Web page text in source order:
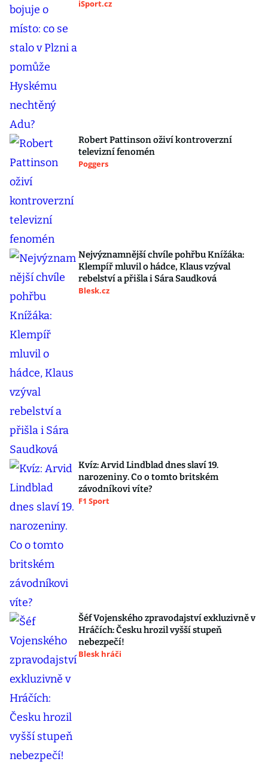
iSport.cz
Robert Pattinson oživí kontroverzní
televizní fenomén
Poggers
Nejvýznamnější chvíle pohřbu Knížáka:
Klempíř mluvil o hádce, Klaus vzýval
rebelství a přišla i Sára Saudková
Blesk.cz
Kvíz: Arvid Lindblad dnes slaví 19.
narozeniny. Co o tomto britském
závodníkovi víte?
F1 Sport
Šéf Vojenského zpravodajství exkluzivně v
Hráčích: Česku hrozil vyšší stupeň
nebezpečí!
Blesk hráči